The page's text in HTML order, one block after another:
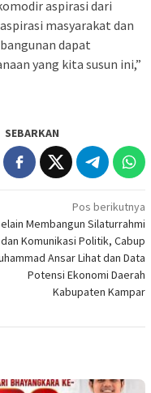
aspirasi dari
masyarakat dan
dapat
yang kita susun ini,”
SEBARKAN
Pos berikutnya
Membangun Silaturrahmi
dan Komunikasi Politik, Cabup
Ansar Lihat dan Data
Potensi Ekonomi Daerah
Kabupaten Kampar